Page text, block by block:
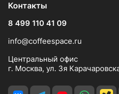
Контакты
8 499 110 41 09
info@coffeespace.ru
Центральный офис
г. Москва, ул. 3я